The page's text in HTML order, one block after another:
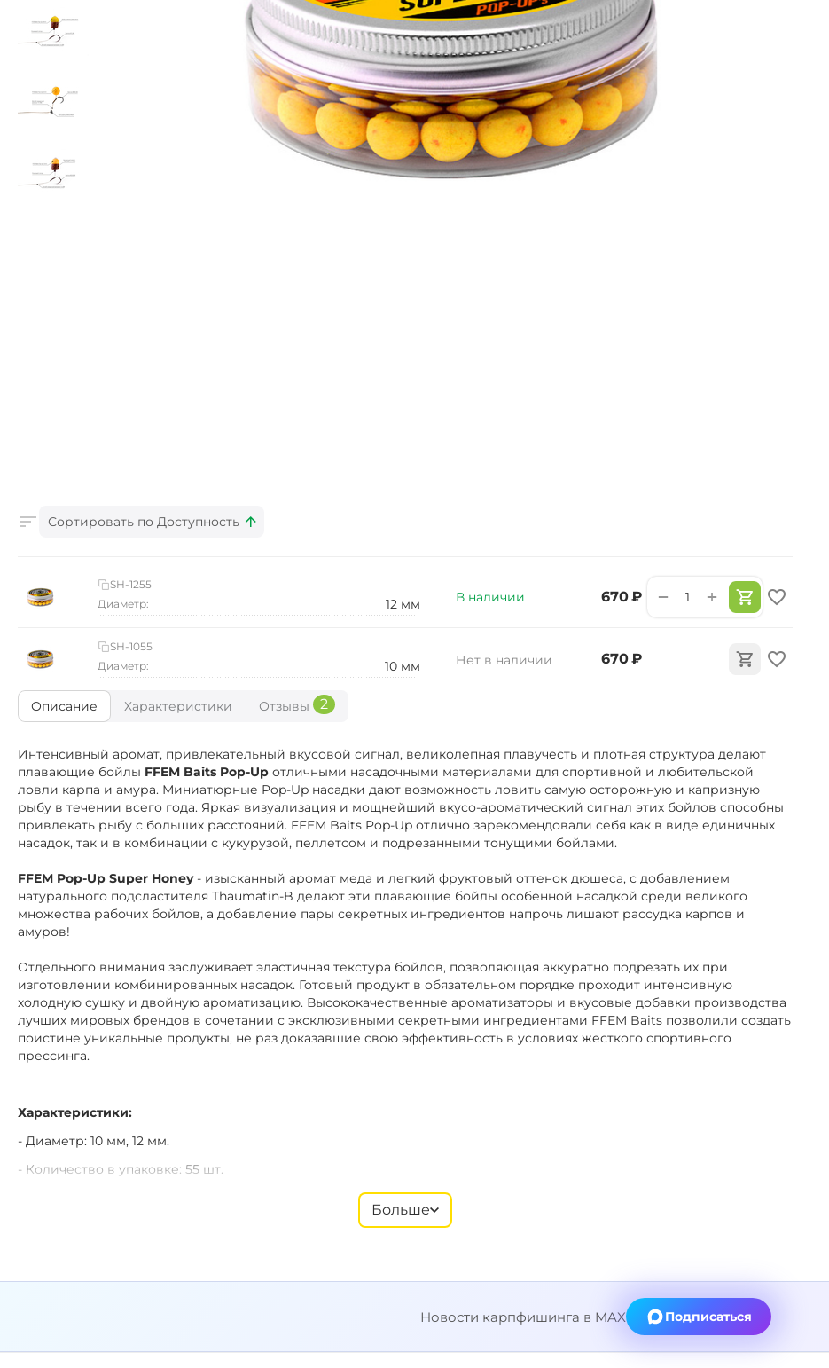
Сортировать по Доступность
В наличии ‍670‍ ₽ +
−
SH-1255
Диаметр:
12 мм
Нет в наличии ‍670‍ ₽
SH-1055
Диаметр:
10 мм
Описание Характеристики Отзывы 2
Интенсивный аромат, привлекательный вкусовой сигнал, великолепная плавучесть и плотная структура делают
плавающие бойлы FFEM Baits Pop-Up отличными насадочными материалами для спортивной и любительской
ловли карпа и амура. Миниатюрные Pop-Up насадки дают возможность ловить самую осторожную и капризную
рыбу в течении всего года. Яркая визуализация и мощнейший вкусо-ароматический сигнал этих бойлов способны
привлекать рыбу с больших расстояний. FFEM Baits Pop-Up отлично зарекомендовали себя как в виде единичных
насадок, так и в комбинации с кукурузой, пеллетсом и подрезанными тонущими бойлами.
FFEM Pop-Up Super Honey- изысканный аромат меда и легкий фруктовый оттенок дюшеса, с добавлением
натурального подсластителя Thaumatin-B делают эти плавающие бойлы особенной насадкой среди великого
множества рабочих бойлов, а добавление пары секретных ингредиентов напрочь лишают рассудка карпов и
амуров!
Отдельного внимания заслуживает эластичная текстура бойлов, позволяющая аккуратно подрезать их при
изготовлении комбинированных насадок. Готовый продукт в обязательном порядке проходит интенсивную
холодную сушку и двойную ароматизацию. Высококачественные ароматизаторы и вкусовые добавки производства
лучших мировых брендов в сочетании с эксклюзивными секретными ингредиентами FFEM Baits позволили создать
поистине уникальные продукты, не раз доказавшие свою эффективность в условиях жесткого спортивного
прессинга.
Характеристики:
- Диаметр: 10 мм, 12 мм.
- Количество в упаковке: 55 шт.
- Цвет: 10 мм - желтый с вкраплениями, 12 мм - желтый.
Больше
Новости карпфишинга в MAX Подписаться